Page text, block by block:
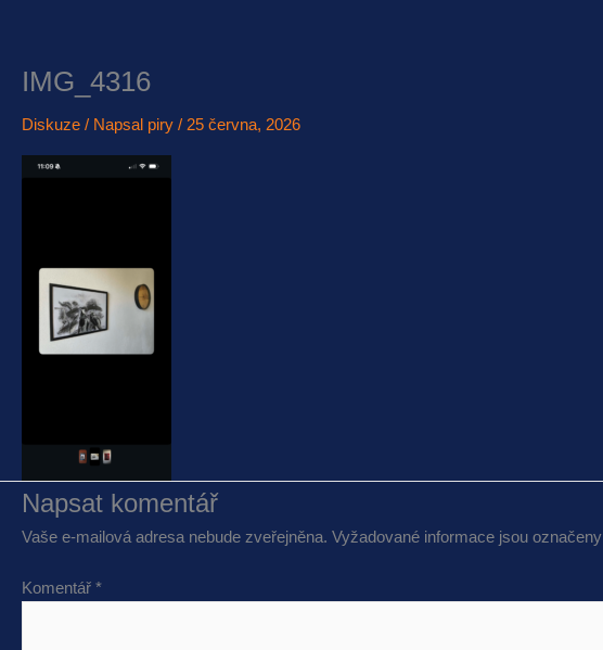
IMG_4316
Diskuze / Napsal piry / 25 června, 2026
Napsat komentář
Vaše e-mailová adresa nebude zveřejněna. Vyžadované informace jsou označeny
Komentář *